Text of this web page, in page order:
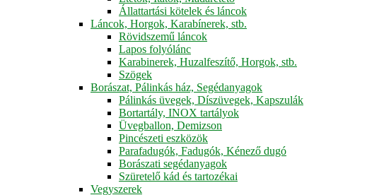
Állattartási kötelek és láncok
Láncok, Horgok, Karabínerek, stb.
Rövidszemű láncok
Lapos folyólánc
Karabinerek, Huzalfeszítő, Horgok, stb.
Szögek
Borászat, Pálinkás ház, Segédanyagok
Pálinkás üvegek, Díszüvegek, Kapszulák
Bortartály, INOX tartályok
Üvegballon, Demizson
Pincészeti eszközök
Parafadugók, Fadugók, Kénező dugó
Borászati segédanyagok
Szüretelő kád és tartozékai
Vegyszerek